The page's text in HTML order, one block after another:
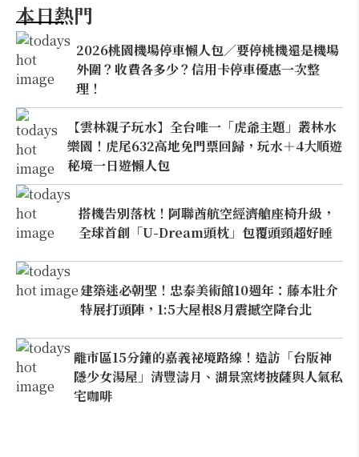
本日熱門
2026桃園機場停車懶人包／要停桃機還是機場
外圍？收費各多少？信用卡停車優惠一次整
理！
【雲林親子玩水】全台唯一「虎爺主題」叢林水
樂園！虎尾632高地免門票回歸，玩水＋4大順遊
秘境一日遊懶人包
搭機告別落枕！阿聯酋航空經濟艙座椅升級，
全球首創「U-Dream頭枕」包覆頭頸超好睡
建築迷必朝聖！忠泰美術館10週年：藤本壯介
特展打頭陣，1:5大屋根8月震撼空降台北
離市區15分鐘的嘉義祕境路線！造訪「台版神
隱少女湯屋」清豐濤月、湖景窯烤披薩與人氣私
宅咖啡